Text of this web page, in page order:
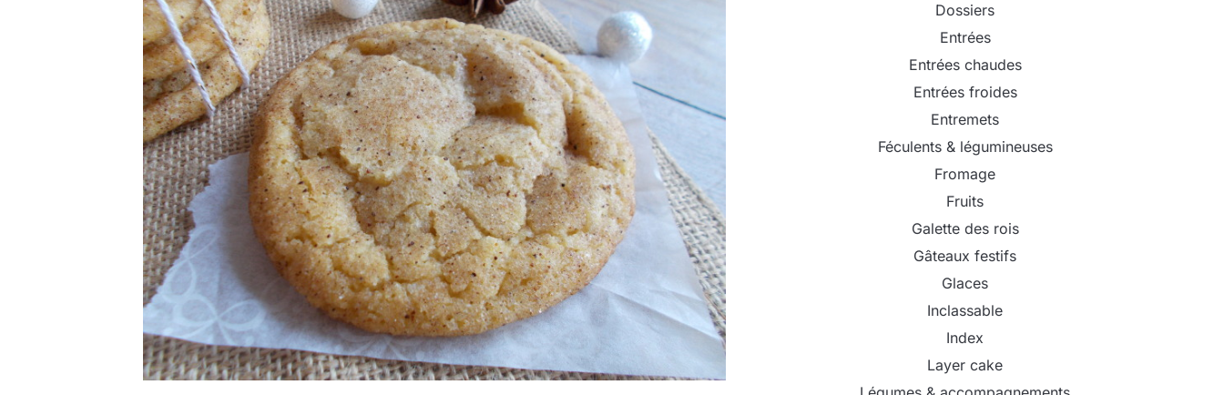
Dossiers
Entrées
Entrées chaudes
Entrées froides
Entremets
Féculents & légumineuses
Fromage
Fruits
Galette des rois
Gâteaux festifs
Glaces
Inclassable
Index
Layer cake